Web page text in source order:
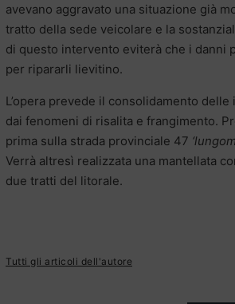
avevano aggravato una situazione già
tratto della sede veicolare e la
di questo intervento eviterà che i danni
per ripararli lievitino.
L’opera prevede il consolidamento
dai fenomeni di risalita e frangimento.
prima sulla strada provinciale 47
Verrà altresì realizzata una mantellata
due tratti del litorale.
Tutti gli articoli dell'autore